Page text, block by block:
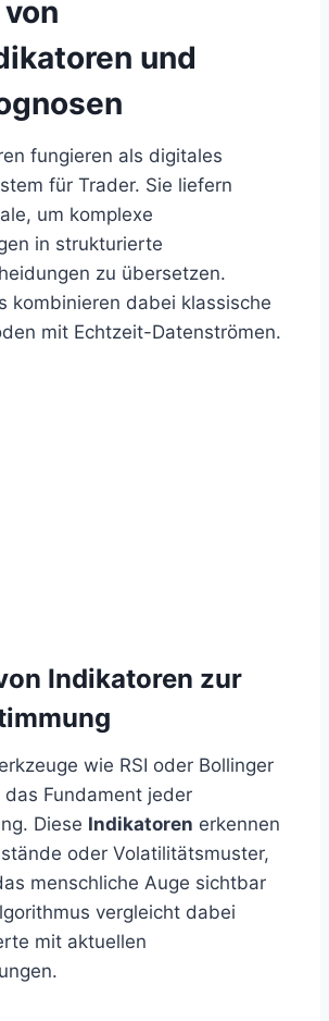
und
fungieren als digitales
für Trader. Sie liefern
um komplexe
in strukturierte
zu übersetzen.
kombinieren dabei klassische
mit Echtzeit-Datenströmen.
Indikatoren zur
wie RSI oder Bollinger
Fundament jeder
Diese Indikatoren erkennen
oder Volatilitätsmuster,
menschliche Auge sichtbar
vergleicht dabei
mit aktuellen